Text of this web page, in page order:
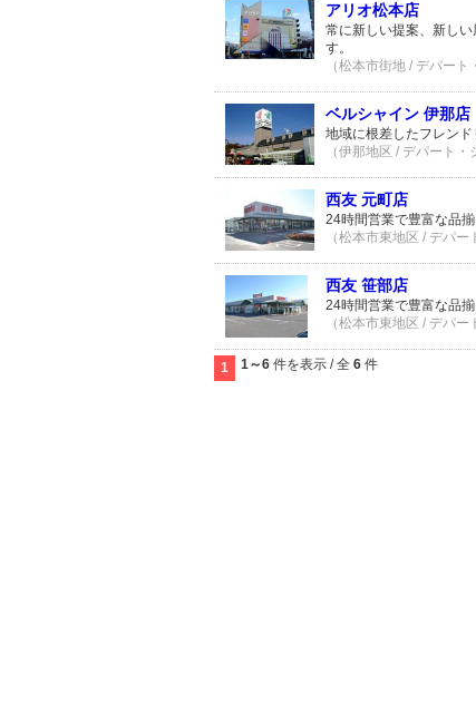
アリオ松本店
常に新しい提案、新し
す。
（松本市街地 / デパー
ベルシャイン 伊那店
地域に根差したフレンド
（伊那地区 / デパート
西友 元町店
24時間営業で豊富な品
（松本市東地区 / デパ
西友 笹部店
24時間営業で豊富な品
（松本市東地区 / デパ
1 1～6 件を表示 / 全 6 件